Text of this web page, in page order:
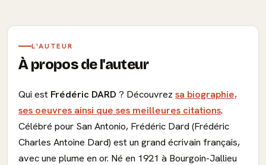
L'AUTEUR
À propos de l'auteur
Qui est Frédéric DARD ? Découvrez sa biographie,
ses oeuvres ainsi que ses meilleures citations.
Célébré pour San Antonio, Frédéric Dard (Frédéric
Charles Antoine Dard) est un grand écrivain français,
avec une plume en or. Né en 1921 à Bourgoin-Jallieu